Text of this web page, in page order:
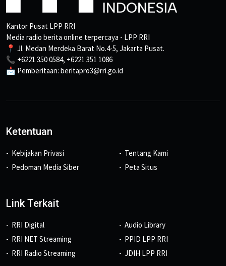
Kantor Pusat LPP RRI
Media radio berita online terpercaya - LPP RRI
📍 Jl. Medan Merdeka Barat No.4-5, Jakarta Pusat.
📞 +6221 350 0584, +6221 351 1086
📩 Pemberitaan: beritapro3@rri.go.id
Ketentuan
Kebijakan Privasi
Pedoman Media Siber
Tentang Kami
Peta Situs
Link Terkait
RRI Digital
RRI NET Streaming
RRI Radio Streaming
Audio Library
PPID LPP RRI
JDIH LPP RRI